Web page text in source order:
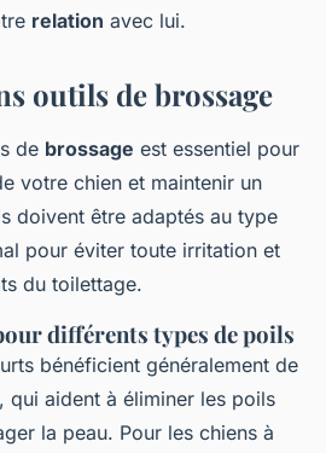
relation avec lui.
outils de brossage
de brossage est essentiel pour
votre chien et maintenir un
doivent être adaptés au type
pour éviter toute irritation et
du toilettage.
différents types de poils
bénéficient généralement de
qui aident à éliminer les poils
la peau. Pour les chiens à